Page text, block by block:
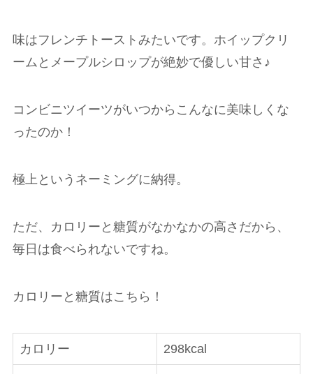
味はフレンチトーストみたいです。ホイップクリ
ームとメープルシロップが絶妙で優しい甘さ♪
コンビニツイーツがいつからこんなに美味しくな
ったのか！
極上というネーミングに納得。
ただ、カロリーと糖質がなかなかの高さだから、
毎日は食べられないですね。
カロリーと糖質はこちら！
カロリー 298kcal